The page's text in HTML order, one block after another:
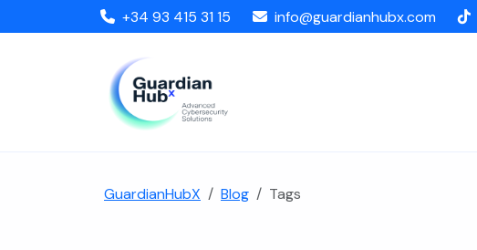
+34 93 415 31 15 info@guardianhubx.com
GuardianHubX Blog Tags